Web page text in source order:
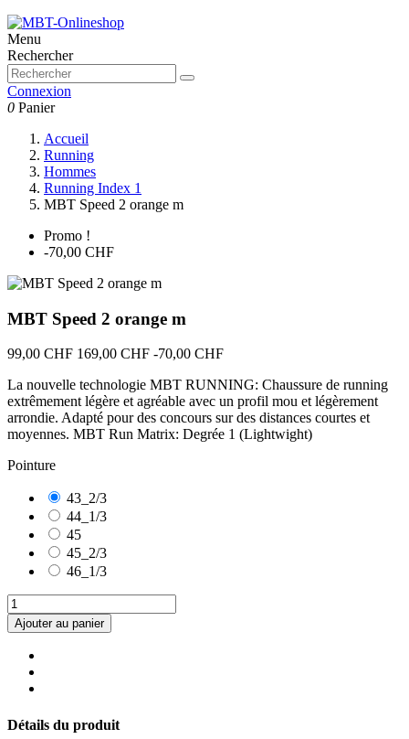
Menu
Rechercher
Connexion
0 Panier
Accueil
Running
Hommes
Running Index 1
MBT Speed 2 orange m
Promo !
-70,00 CHF
MBT Speed 2 orange m
99,00 CHF 169,00 CHF -70,00 CHF
La nouvelle technologie MBT RUNNING: Chaussure de running
extrêmement légère et agréable avec un profil mou et légèrement
arrondie. Adapté pour des concours sur des distances courtes et
moyennes. MBT Run Matrix: Degrée 1 (Lightwight)
Pointure
43_2/3
44_1/3
45
45_2/3
46_1/3
Ajouter au panier
Détails du produit